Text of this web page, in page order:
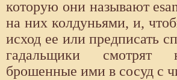
которую они называют
на них колдуньями, и,
исход ее или предписать
гадальщики смотрят
брошенные ими в сосуд с